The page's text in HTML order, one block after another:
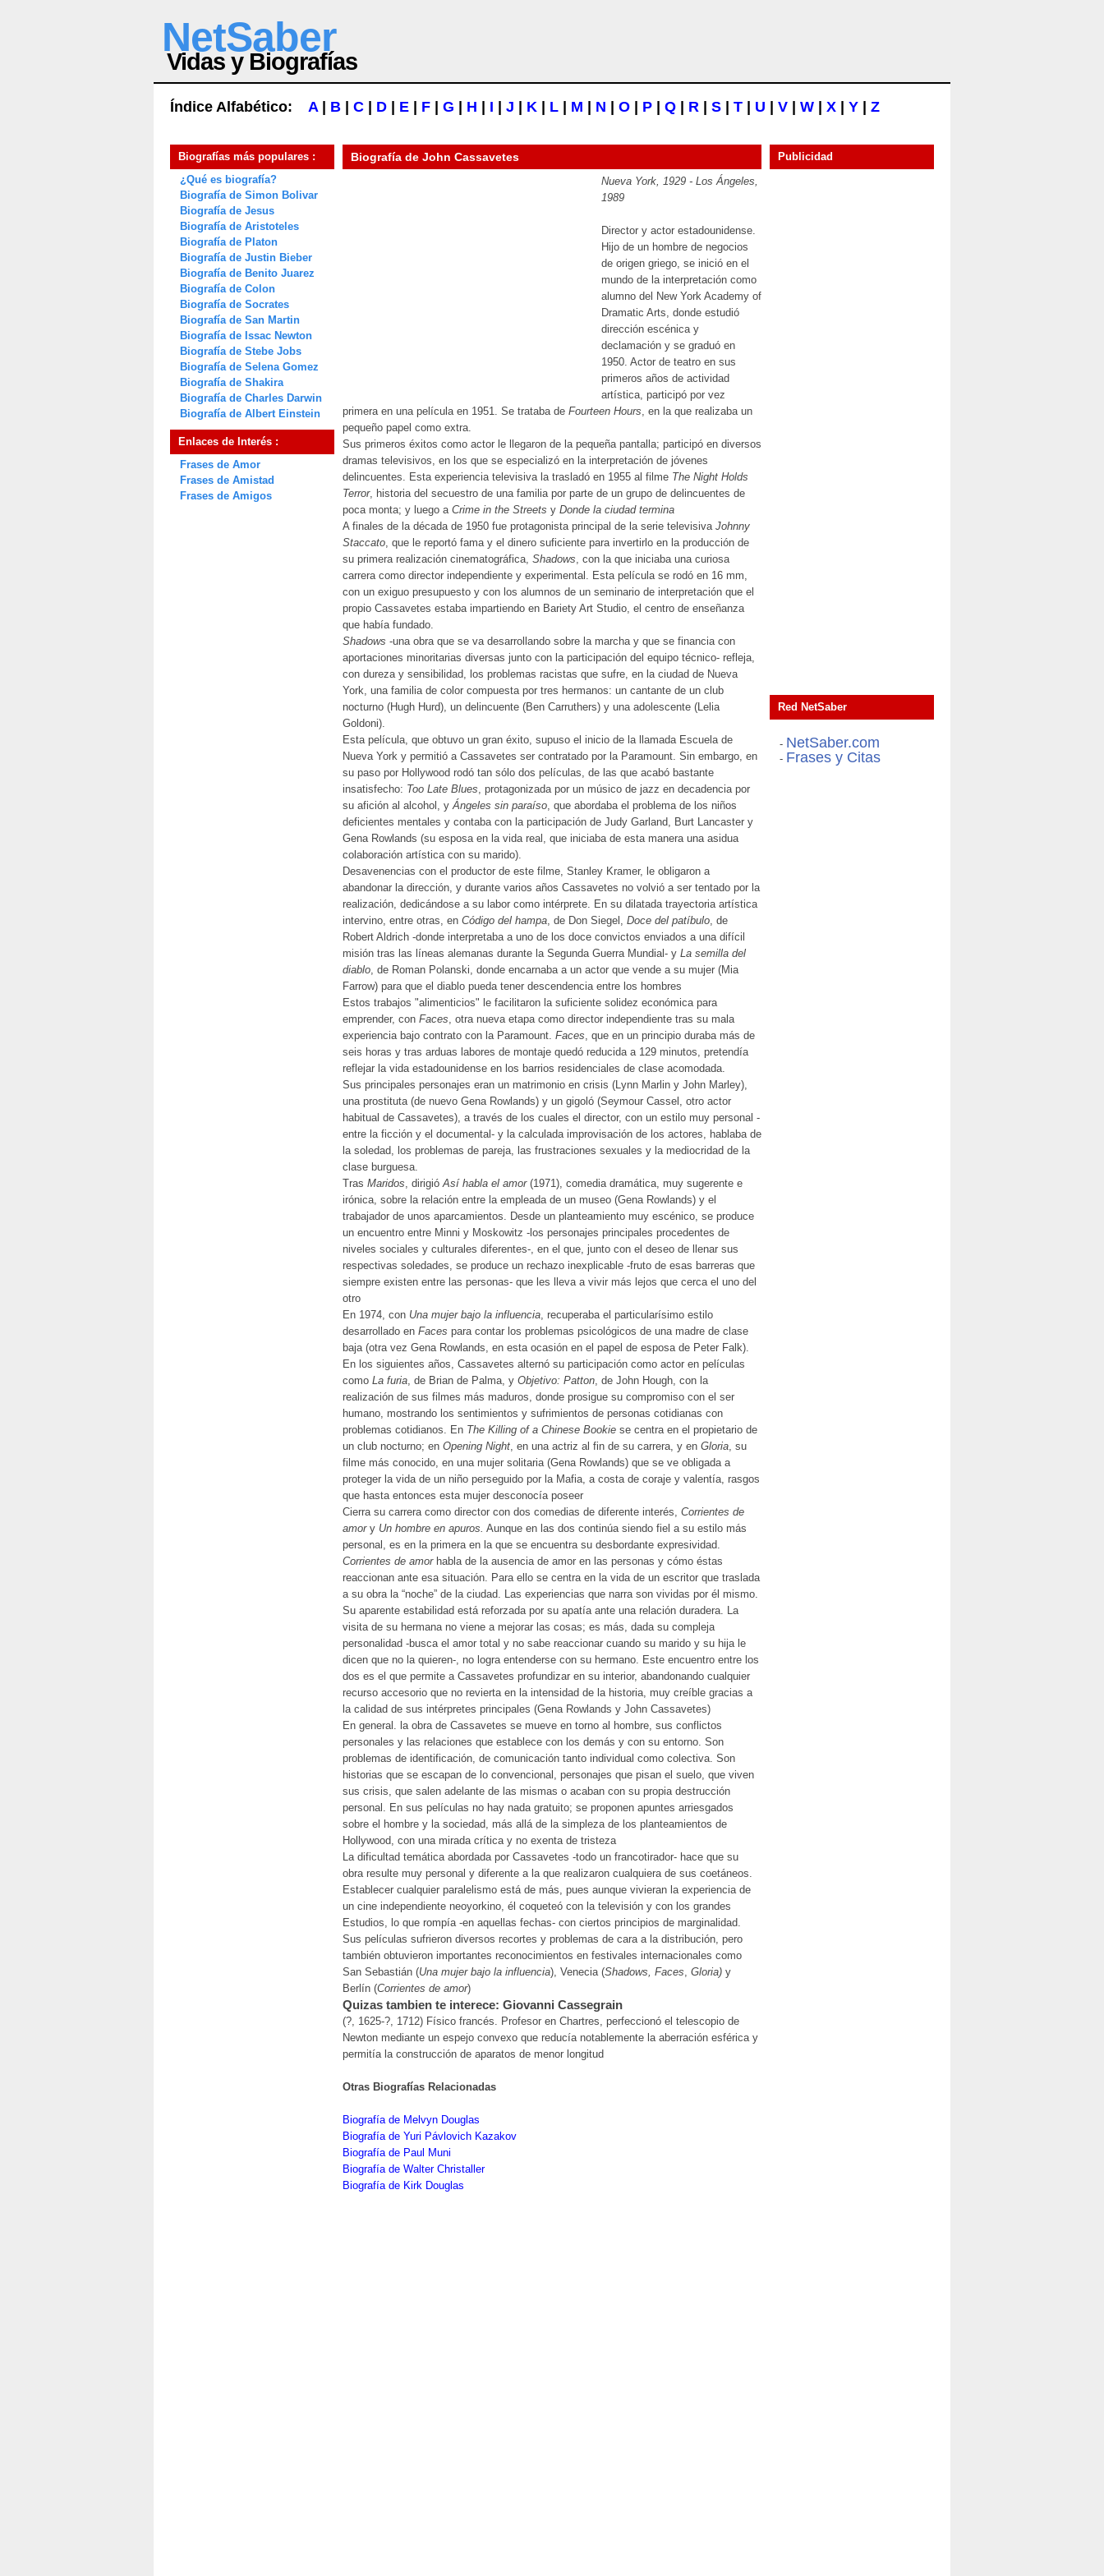
NetSaber
Vidas y Biografías
Índice Alfabético: A| B C D E F G H I J K L M N O P Q R S T U V W X Y Z
Biografías más populares :
¿Qué es biografía?
Biografía de Simon Bolivar
Biografía de Jesus
Biografía de Aristoteles
Biografía de Platon
Biografía de Justin Bieber
Biografía de Benito Juarez
Biografía de Colon
Biografía de Socrates
Biografía de San Martin
Biografía de Issac Newton
Biografía de Stebe Jobs
Biografía de Selena Gomez
Biografía de Shakira
Biografía de Charles Darwin
Biografía de Albert Einstein
Enlaces de Interés :
Frases de Amor
Frases de Amistad
Frases de Amigos
Biografía de John Cassavetes
Nueva York, 1929 - Los Ángeles,
1989
Director y actor estadounidense.
Hijo de un hombre de negocios
de origen griego, se inició en el
mundo de la interpretación como
alumno del New York Academy of
Dramatic Arts, donde estudió
dirección escénica y
declamación y se graduó en
1950. Actor de teatro en sus
primeros años de actividad
artística, participó por vez
primera en una película en 1951. Se trataba de Fourteen Hours, en la que realizaba un
pequeño papel como extra.
Sus primeros éxitos como actor le llegaron de la pequeña pantalla; participó en diversos
dramas televisivos, en los que se especializó en la interpretación de jóvenes
delincuentes. Esta experiencia televisiva la trasladó en 1955 al filme The Night Holds
Terror, historia del secuestro de una familia por parte de un grupo de delincuentes de
poca monta; y luego a Crime in the Streets y Donde la ciudad termina
A finales de la década de 1950 fue protagonista principal de la serie televisiva Johnny
Staccato, que le reportó fama y el dinero suficiente para invertirlo en la producción de
su primera realización cinematográfica, Shadows, con la que iniciaba una curiosa
carrera como director independiente y experimental. Esta película se rodó en 16 mm,
con un exiguo presupuesto y con los alumnos de un seminario de interpretación que el
propio Cassavetes estaba impartiendo en Bariety Art Studio, el centro de enseñanza
que había fundado.
Shadows -una obra que se va desarrollando sobre la marcha y que se financia con
aportaciones minoritarias diversas junto con la participación del equipo técnico- refleja,
con dureza y sensibilidad, los problemas racistas que sufre, en la ciudad de Nueva
York, una familia de color compuesta por tres hermanos: un cantante de un club
nocturno (Hugh Hurd), un delincuente (Ben Carruthers) y una adolescente (Lelia
Goldoni).
Esta película, que obtuvo un gran éxito, supuso el inicio de la llamada Escuela de
Nueva York y permitió a Cassavetes ser contratado por la Paramount. Sin embargo, en
su paso por Hollywood rodó tan sólo dos películas, de las que acabó bastante
insatisfecho: Too Late Blues, protagonizada por un músico de jazz en decadencia por
su afición al alcohol, yÁngeles sin paraíso, que abordaba el problema de los niños
deficientes mentales y contaba con la participación de Judy Garland, Burt Lancaster y
Gena Rowlands (su esposa en la vida real, que iniciaba de esta manera una asidua
colaboración artística con su marido).
Desavenencias con el productor de este filme, Stanley Kramer, le obligaron a
abandonar la dirección, y durante varios años Cassavetes no volvió a ser tentado por la
realización, dedicándose a su labor como intérprete. En su dilatada trayectoria artística
intervino, entre otras, en Código del hampa, de Don Siegel, Doce del patíbulo, de
Robert Aldrich -donde interpretaba a uno de los doce convictos enviados a una difícil
misión tras las líneas alemanas durante la Segunda Guerra Mundial- y La semilla del
diablo, de Roman Polanski, donde encarnaba a un actor que vende a su mujer (Mia
Farrow) para que el diablo pueda tener descendencia entre los hombres
Estos trabajos "alimenticios" le facilitaron la suficiente solidez económica para
emprender, con Faces, otra nueva etapa como director independiente tras su mala
experiencia bajo contrato con la Paramount. Faces, que en un principio duraba más de
seis horas y tras arduas labores de montaje quedó reducida a 129 minutos, pretendía
reflejar la vida estadounidense en los barrios residenciales de clase acomodada.
Sus principales personajes eran un matrimonio en crisis (Lynn Marlin y John Marley),
una prostituta (de nuevo Gena Rowlands) y un gigoló (Seymour Cassel, otro actor
habitual de Cassavetes), a través de los cuales el director, con un estilo muy personal -
entre la ficción y el documental- y la calculada improvisación de los actores, hablaba de
la soledad, los problemas de pareja, las frustraciones sexuales y la mediocridad de la
clase burguesa.
Tras Maridos, dirigióAsí habla el amor(1971), comedia dramática, muy sugerente e
irónica, sobre la relación entre la empleada de un museo (Gena Rowlands) y el
trabajador de unos aparcamientos. Desde un planteamiento muy escénico, se produce
un encuentro entre Minni y Moskowitz -los personajes principales procedentes de
niveles sociales y culturales diferentes-, en el que, junto con el deseo de llenar sus
respectivas soledades, se produce un rechazo inexplicable -fruto de esas barreras que
siempre existen entre las personas- que les lleva a vivir más lejos que cerca el uno del
otro
En 1974, con Una mujer bajo la influencia, recuperaba el particularísimo estilo
desarrollado en Faces para contar los problemas psicológicos de una madre de clase
baja (otra vez Gena Rowlands, en esta ocasión en el papel de esposa de Peter Falk).
En los siguientes años, Cassavetes alternó su participación como actor en películas
como La furia, de Brian de Palma, y Objetivo: Patton, de John Hough, con la
realización de sus filmes más maduros, donde prosigue su compromiso con el ser
humano, mostrando los sentimientos y sufrimientos de personas cotidianas con
problemas cotidianos. En The Killing of a Chinese Bookie se centra en el propietario de
un club nocturno; en Opening Night, en una actriz al fin de su carrera, y en Gloria, su
filme más conocido, en una mujer solitaria (Gena Rowlands) que se ve obligada a
proteger la vida de un niño perseguido por la Mafia, a costa de coraje y valentía, rasgos
que hasta entonces esta mujer desconocía poseer
Cierra su carrera como director con dos comedias de diferente interés, Corrientes de
amory Un hombre en apuros. Aunque en las dos continúa siendo fiel a su estilo más
personal, es en la primera en la que se encuentra su desbordante expresividad.
Corrientes de amorhabla de la ausencia de amor en las personas y cómo éstas
reaccionan ante esa situación. Para ello se centra en la vida de un escritor que traslada
a su obra la “noche” de la ciudad. Las experiencias que narra son vividas por él mismo.
Su aparente estabilidad está reforzada por su apatía ante una relación duradera. La
visita de su hermana no viene a mejorar las cosas; es más, dada su compleja
personalidad -busca el amor total y no sabe reaccionar cuando su marido y su hija le
dicen que no la quieren-, no logra entenderse con su hermano. Este encuentro entre los
dos es el que permite a Cassavetes profundizar en su interior, abandonando cualquier
recurso accesorio que no revierta en la intensidad de la historia, muy creíble gracias a
la calidad de sus intérpretes principales (Gena Rowlands y John Cassavetes)
En general. la obra de Cassavetes se mueve en torno al hombre, sus conflictos
personales y las relaciones que establece con los demás y con su entorno. Son
problemas de identificación, de comunicación tanto individual como colectiva. Son
historias que se escapan de lo convencional, personajes que pisan el suelo, que viven
sus crisis, que salen adelante de las mismas o acaban con su propia destrucción
personal. En sus películas no hay nada gratuito; se proponen apuntes arriesgados
sobre el hombre y la sociedad, más allá de la simpleza de los planteamientos de
Hollywood, con una mirada crítica y no exenta de tristeza
La dificultad temática abordada por Cassavetes -todo un francotirador- hace que su
obra resulte muy personal y diferente a la que realizaron cualquiera de sus coetáneos.
Establecer cualquier paralelismo está de más, pues aunque vivieran la experiencia de
un cine independiente neoyorkino, él coqueteó con la televisión y con los grandes
Estudios, lo que rompía -en aquellas fechas- con ciertos principios de marginalidad.
Sus películas sufrieron diversos recortes y problemas de cara a la distribución, pero
también obtuvieron importantes reconocimientos en festivales internacionales como
San Sebastián (Una mujer bajo la influencia), Venecia (Shadows, Faces, Gloria) y
Berlín (Corrientes de amor)
Quizas tambien te interece: Giovanni Cassegrain
(?, 1625-?, 1712) Físico francés. Profesor en Chartres, perfeccionó el telescopio de
Newton mediante un espejo convexo que reducía notablemente la aberración esférica y
permitía la construcción de aparatos de menor longitud
Otras Biografías Relacionadas
Biografía de Melvyn Douglas
Biografía de Yuri Pávlovich Kazakov
Biografía de Paul Muni
Biografía de Walter Christaller
Biografía de Kirk Douglas
Publicidad
Red NetSaber
- NetSaber.com
- Frases y Citas